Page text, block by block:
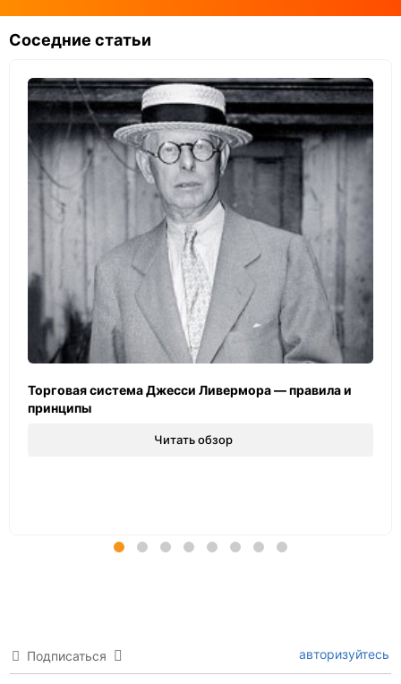
Соседние статьи
Торговая система Джесси Ливермора — правила и
принципы
Читать обзор
Подписаться авторизуйтесь